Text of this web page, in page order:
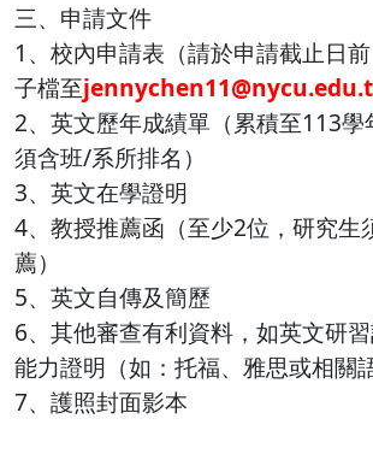
三、申請文件
1、校內申請表（請於申請截止日
子檔至
2、英文歷年成績單（累積至113學
須含班/系所排名）
3、英文在學證明
4、教授推薦函（至少2位，研究生
薦）
5、英文自傳及簡歷
6、其他審查有利資料，如英文研
能力證明（如：托福、雅思或相關
7、護照封面影本